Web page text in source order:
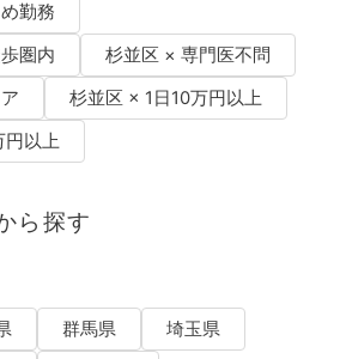
勤務
圏内
杉並区 × 専門医不問
杉並区 × 1日10万円以上
円以上
ら探す
群馬県
埼玉県